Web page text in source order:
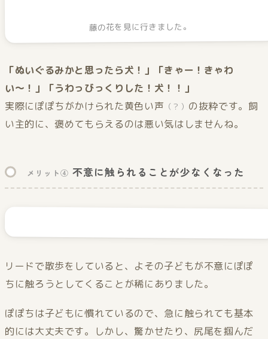
藤の花を見に行きました。
「ぬいぐるみかと思ったら犬！」「きゃー！きゃわ
い〜！」「うわっびっくりした！犬！！」
実際にぽぽちがかけられた黄色い声 （？） の抜粋です。飼
い主的に、褒めてもらえるのは悪い気はしませんね。
メリット④ 不意に触られることが少なくなった
リードで散歩をしていると、よその子どもが不意にぽぽ
ちに触ろうとしてくることが稀にありました。
ぽぽちは子どもに慣れているので、急に触られても基本
的には大丈夫です。しかし、驚かせたり、尻尾を掴んだ